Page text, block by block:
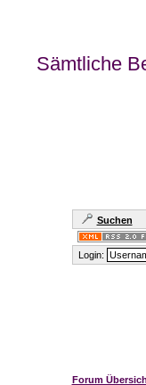
Sämtliche
Suchen
Login:
Forum